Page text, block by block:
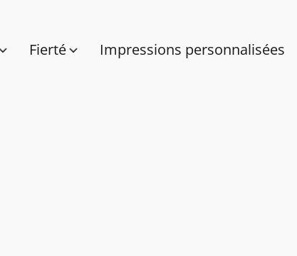
Fierté Impressions personnalisées